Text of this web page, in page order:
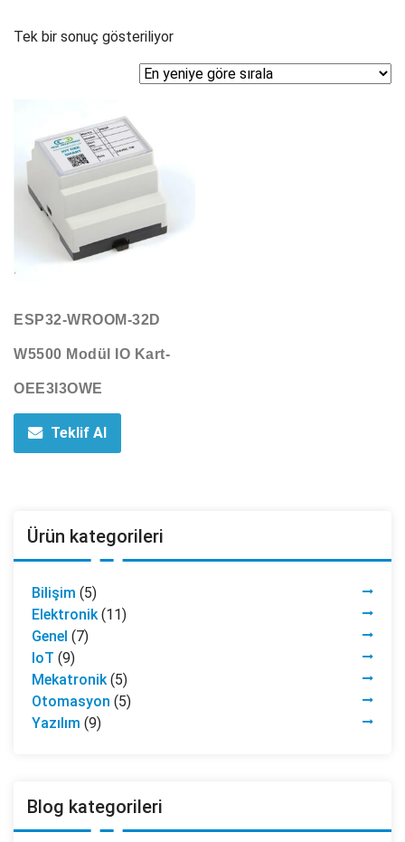
Tek bir sonuç gösteriliyor
ESP32-WROOM-32D
W5500 Modül IO Kart-
OEE3I3OWE
Teklif Al
Ürün kategorileri
Bilişim (5)
Elektronik (11)
Genel (7)
IoT (9)
Mekatronik (5)
Otomasyon (5)
Yazılım (9)
Blog kategorileri